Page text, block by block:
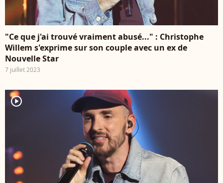
"Ce que j'ai trouvé vraiment abusé..." : Christophe
Willem s'exprime sur son couple avec un ex de
Nouvelle Star
7 juillet 2023
player2